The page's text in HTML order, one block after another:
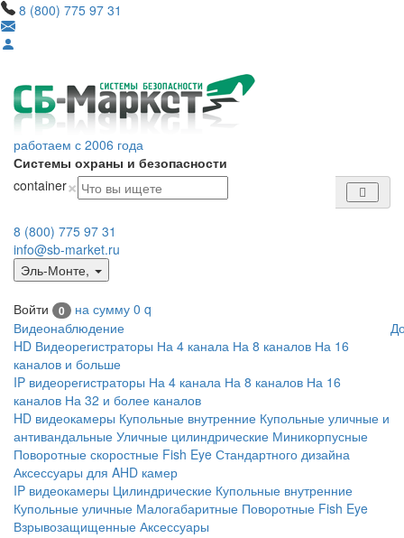
8 (800) 775 97 31
работаем с 2006 года
Системы охраны и безопасности
container×
8 (800) 775 97 31
info@sb-market.ru
Эль-Монте,
Войти 0 на сумму 0 q
Видеонаблюдение
HD Видеорегистраторы На 4 канала На 8 каналов На 16
каналов и больше
IP видеорегистраторы На 4 канала На 8 каналов На 16
каналов На 32 и более каналов
HD видеокамеры Купольные внутренние Купольные уличные и
антивандальные Уличные цилиндрические Миникорпусные
Поворотные скоростные Fish Eye Стандартного дизайна
Аксессуары для AHD камер
IP видеокамеры Цилиндрические Купольные внутренние
Купольные уличные Малогабаритные Поворотные Fish Eye
Взрывозащищенные Аксессуары